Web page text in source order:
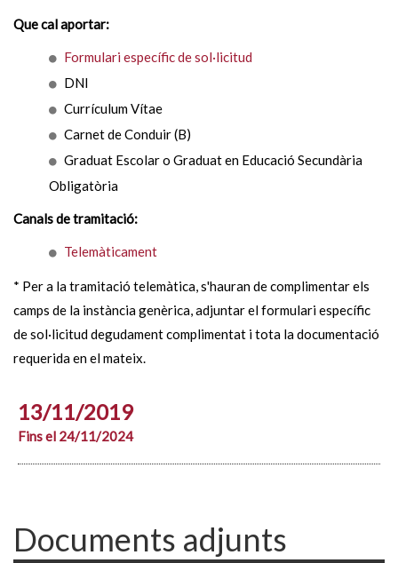
Que cal aportar:
Formulari específic de sol·licitud
DNI
Currículum Vítae
Carnet de Conduir (B)
Graduat Escolar o Graduat en Educació Secundària
Obligatòria
Canals de tramitació:
Telemàticament
* Per a la tramitació telemàtica, s'hauran de complimentar els
camps de la instància genèrica, adjuntar el formulari específic
de sol·licitud degudament complimentat i tota la documentació
requerida en el mateix.
13/11/2019
Fins el 24/11/2024
Documents adjunts